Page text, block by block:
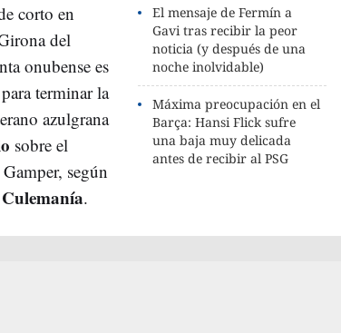
El mensaje de Fermín a
Gavi tras recibir la peor
noticia (y después de una
noche inolvidable)
Máxima preocupación en el
Barça: Hansi Flick sufre
una baja muy delicada
antes de recibir al PSG
corto en
del
onubense es
terminar la
azulgrana
sobre el
según
.